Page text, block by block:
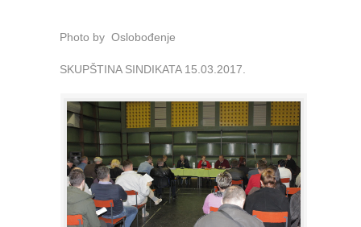
Photo by Oslobođenje
SKUPŠTINA SINDIKATA 15.03.2017.